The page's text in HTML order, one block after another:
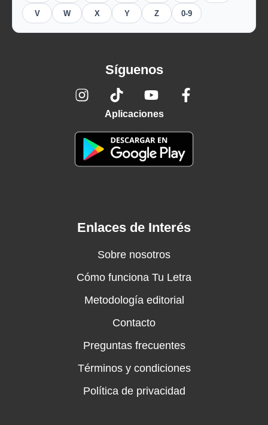
V W X Y Z 0-9
Síguenos
Aplicaciones
Enlaces de Interés
Sobre nosotros
Cómo funciona Tu Letra
Metodología editorial
Contacto
Preguntas frecuentes
Términos y condiciones
Política de privacidad